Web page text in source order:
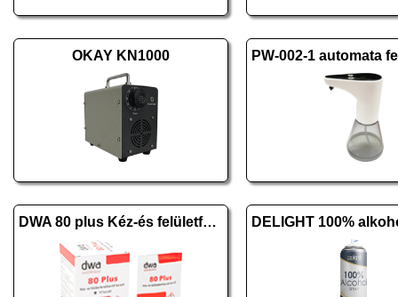
OKAY KN1000
DWA 80 plus Kéz-és felületfertőtlenítő kendő 10 db